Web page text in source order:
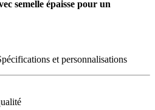
semelle épaisse pour un
et personnalisations